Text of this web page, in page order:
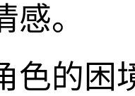
。
色的困